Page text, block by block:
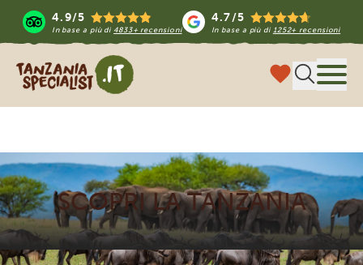
4.9/5
In base a più di 4833+ recensioni
4.7/5
In base a più di 1252+ recensioni
Tanzania Specialist
SCOPRI LA TANZANIA